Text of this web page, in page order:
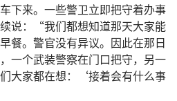
下来。一些警卫立即把守着办事
说：“我们都想知道那天大家能
餐。警官没有异议。因此在那日
一个武装警察在门口把守，另一
大家都在想：‘接着会有什么事